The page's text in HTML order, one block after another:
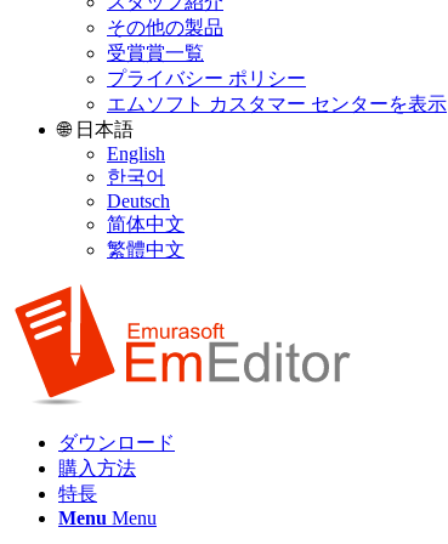
その他の製品
受賞賞一覧
プライバシー ポリシー
エムソフト カスタマー センターを表示
🌐 日本語
English
한국어
Deutsch
简体中文
繁體中文
ダウンロード
購入方法
特長
Menu Menu